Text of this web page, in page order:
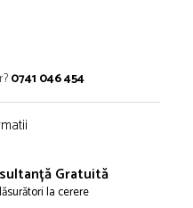
0741 046 454
Gratuită
la cerere